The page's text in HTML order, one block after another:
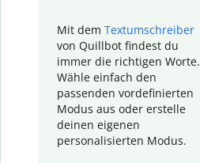
Mit dem Textumschreiber
von Quillbot findest du
immer die richtigen Worte.
Wähle einfach den
passenden vordefinierten
Modus aus oder erstelle
deinen eigenen
personalisierten Modus.